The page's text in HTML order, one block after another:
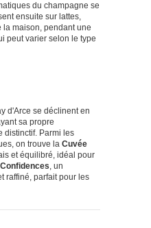
du champagne se
ensuite sur lattes,
maison, pendant une
peut varier selon le type
d'Arce se déclinent en
sa propre
distinctif. Parmi les
on trouve la Cuvée
et équilibré, idéal pour
, un
raffiné, parfait pour les